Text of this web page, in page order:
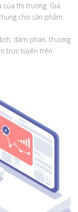
của thị trường. Giá
cho sản phẩm
đàm phán, thương
trực tuyến trên